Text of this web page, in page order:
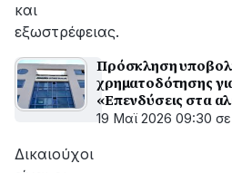
και
εξωστρέφειας.
Πρόσκληση
χρηματοδότησης
«Επενδύσεις στα αλιευτικά σκάφη χωρίς
αύξηση αλιευτικής
19 Μαϊ 2026 09:30 σε
Δικαιούχοι